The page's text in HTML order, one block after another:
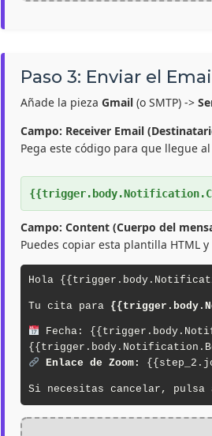
Paso 3: Enviar el Email
Añade la pieza Gmail(o SMTP) ->
Campo: Receiver Email
Pega este código para que llegue
Campo: Content (Cuerpo del
Puedes copiar esta plantilla HTML
Hola
Tu cita para
Fecha:
Enlace de Zoom:
Si necesitas cancelar, pulsa